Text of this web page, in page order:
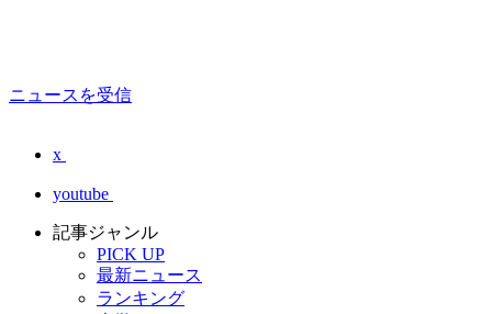
ニュースを受信
x
youtube
記事ジャンル
PICK UP
最新ニュース
ランキング